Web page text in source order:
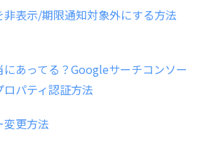
非表示/期限通知対象外にする方法
あってる？Googleサーチコンソー
パティ認証方法
変更方法